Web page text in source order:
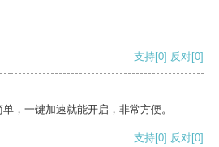
支持[0] 反对[0]
，一键加速就能开启，非常方便。
支持[0] 反对[0]